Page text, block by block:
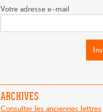
Votre adresse e-mail
ARCHIVES
Consulter les anciennes lettres